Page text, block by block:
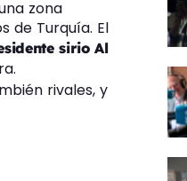
zona
de Turquía. El
sirio Al
rivales, y